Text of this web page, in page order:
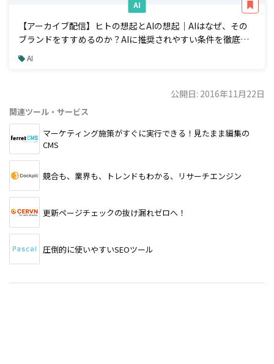
AI
【アーカイブ配信】ヒトの想起とAIの想起｜AIはなぜ、その
ブランドをすすめるのか？AIに推奨されやすい条件を徹底解
説 AI
公開日: 2016年11月22日
関連ツール・サービス
マーケティング施策がすぐに実行できる！見たまま編集の
CMS
競合も、業界も、トレンドもわかる、リサーチエンジン
更新ページチェックの抜け漏れゼロへ！
圧倒的に使いやすいSEOツール